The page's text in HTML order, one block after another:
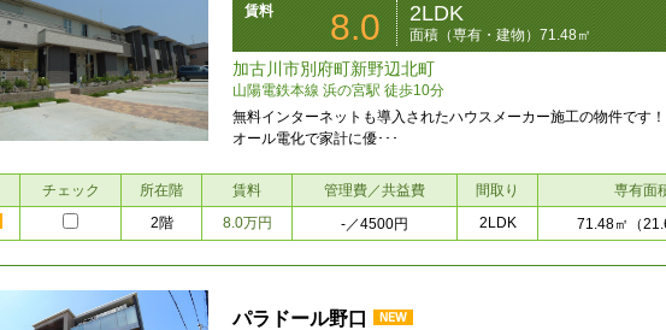
賃料 8.0 2LDK
面積（専有・建物）71.48㎡
加古川市別府町新野辺北町
山陽電鉄本線 浜の宮駅 徒歩10分
無料インターネットも導入されたハウスメーカー施工の物件です！
オール電化で家計に優･･･
チェック 所在階 賃料 管理費／共益費 間取り 専有面
2階
8.0万円 -／4500円 2LDK 71.48㎡ （
パラドール野口